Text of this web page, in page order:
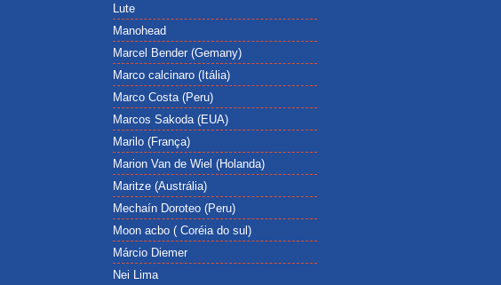
Lute
Manohead
Marcel Bender (Gemany)
Marco calcinaro (Itália)
Marco Costa (Peru)
Marcos Sakoda (EUA)
Marilo (França)
Marion Van de Wiel (Holanda)
Maritze (Austrália)
Mechaín Doroteo (Peru)
Moon acbo ( Coréia do sul)
Márcio Diemer
Nei Lima